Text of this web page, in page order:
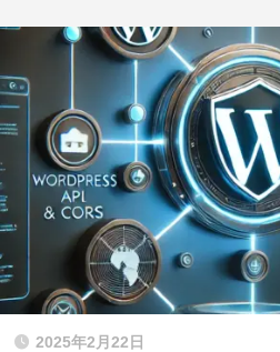
2025年2月22日